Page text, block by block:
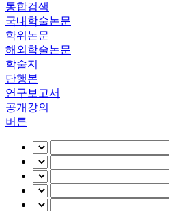
통합검색
국내학술논문
학위논문
해외학술논문
학술지
단행본
연구보고서
공개강의
버튼